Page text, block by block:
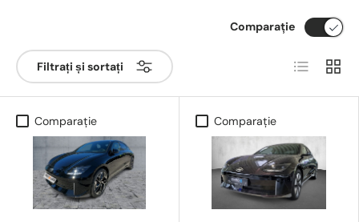
Filtrați și sortați
Comparaţie
Listă Grilă
Comparaţie Comparaţie